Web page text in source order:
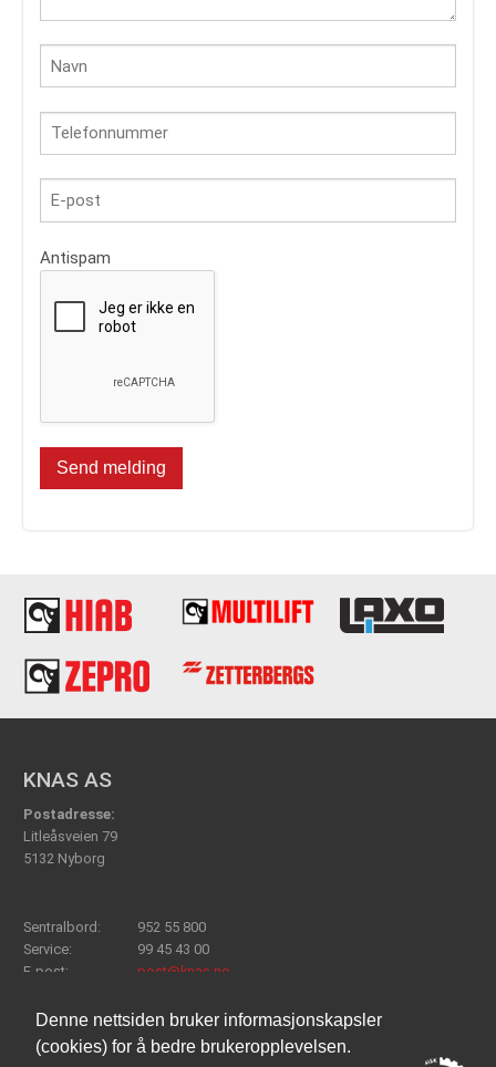
Denne nettsiden bruker informasjonskapsler
(cookies) for å bedre brukeropplevelsen.
Antispam
KNAS AS
Postadresse:
Litleåsveien 79
5132 Nyborg
Sentralbord:
952 55 800
Service:
99 45 43 00
E-post:
post@knas.no